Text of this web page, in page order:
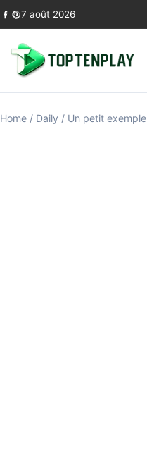
Skip to content
7 août 2026
Home / Daily / Un petit